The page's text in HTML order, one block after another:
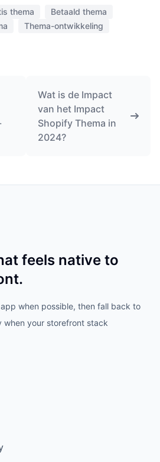
thema
Betaald thema
Thema-ontwikkeling
Wat is de Impact
van het Impact
Shopify Thema in
2024?
feels native to
when possible, then fall back to
when your storefront stack